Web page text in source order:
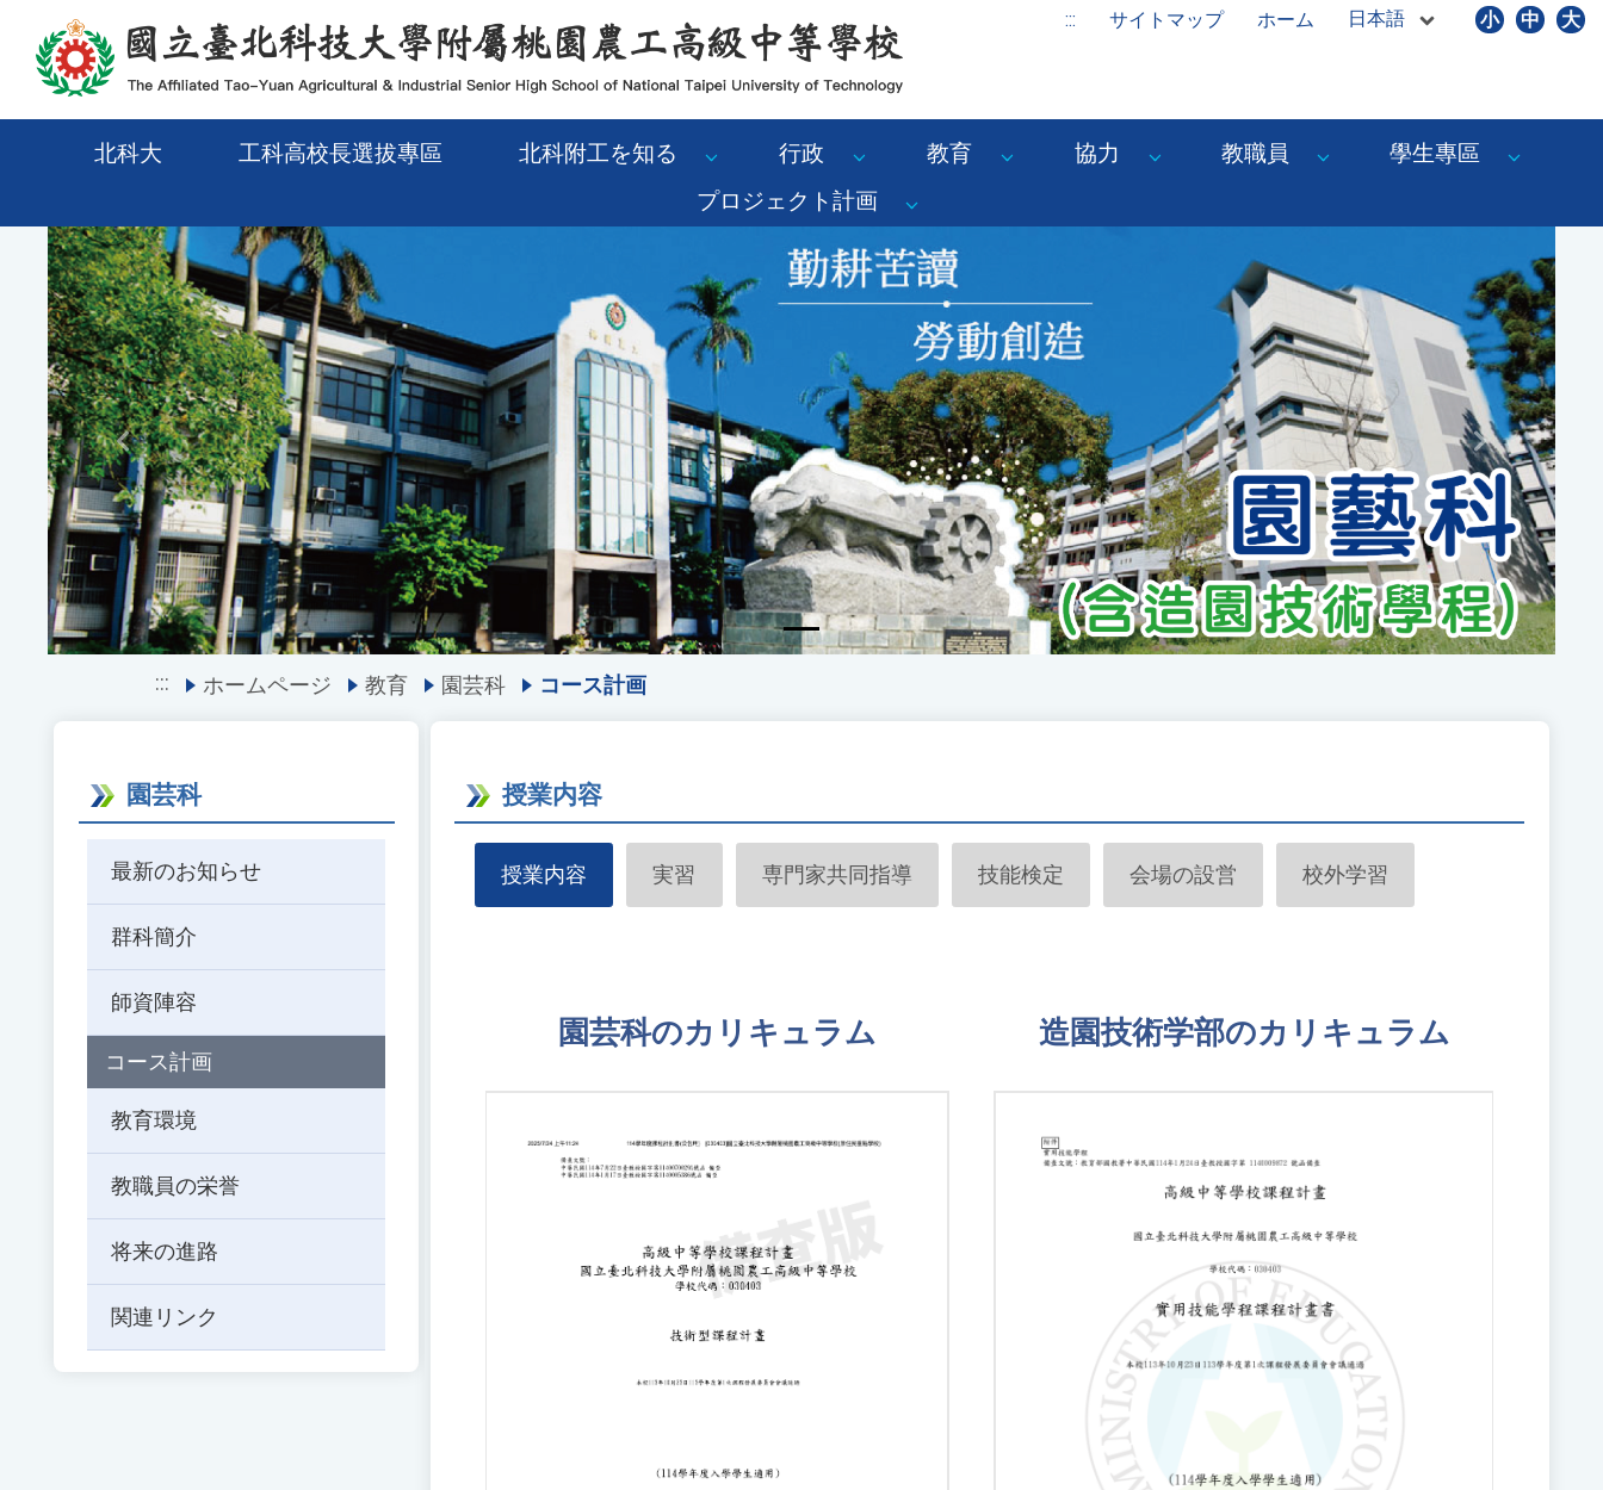
メインコンテンツエリアに移動 ::: サイトマップ ホーム 日本語 小 中 大
北科大 工科高校長選拔專區 北科附工を知る 行政 教育 協力 教職員
學生專區
プロジェクト計画
Previous Next
::: ホームページ 教育 園芸科 コース計画
園芸科
最新のお知らせ
群科簡介
師資陣容
コース計画
教育環境
教職員の栄誉
将来の進路
関連リンク
授業内容
授業内容 実習 専門家共同指導 技能検定 会場の設営 校外学習
園芸科のカリキュラム 造園技術学部のカリキュラム